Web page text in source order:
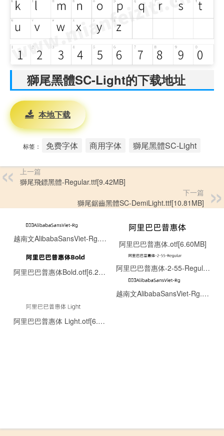
獅尾黑體SC-Light的下载地址
本地下载
标签： 免费字体 商用字体 獅尾黑體SC-Light
上一篇
獅尾飛鏢黑體-Regular.ttf[9.42MB]
下一篇
獅尾鋸齒黑體SC-DemiLight.ttf[10.81MB]
越南文AlibabaSansViet-Rg.otf[0.13MB]
阿里巴巴普惠体.otf[6.60MB]
阿里巴巴普惠体Bold.otf[6.22MB] 阿里巴巴普惠体-2-55-Regular.ttf[8.06MB]
越南文AlibabaSansViet-Rg.otf[0.13MB]
阿里巴巴普惠体 Light.otf[6.43MB]